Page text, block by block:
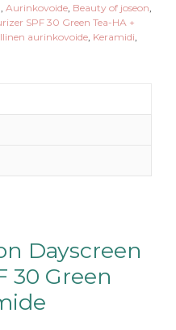
Aurinkovoide Beauty of joseon
SPF 30 Green Tea-HA +
aurinkovoide Keramidi
Dayscreen
30 Green